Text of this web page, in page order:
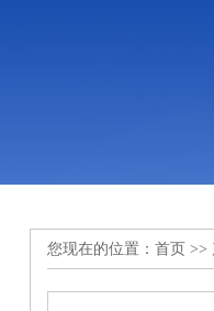
您现在的位置： 首页 >>